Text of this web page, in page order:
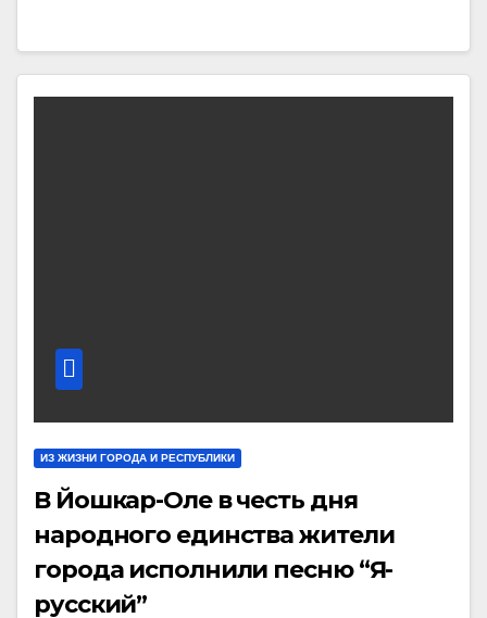
ИЗ ЖИЗНИ ГОРОДА И РЕСПУБЛИКИ
В Йошкар-Оле в честь дня
народного единства жители
города исполнили песню “Я-
русский”